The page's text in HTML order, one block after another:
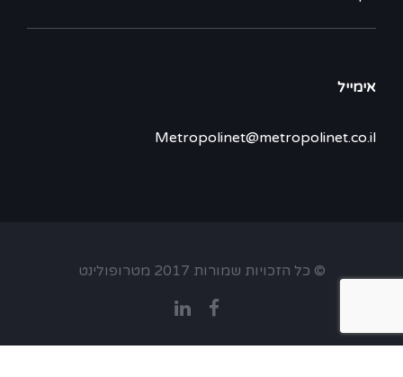
אימייל
Metropolinet@metropolinet.co.il
© כל הזכויות שמורות 2017 מטרופולינט